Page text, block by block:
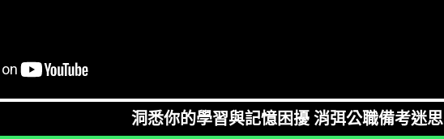
洞悉你的學習與記憶困擾 消弭公職備考迷思